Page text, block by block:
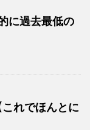
に過去最低の
れでほんとに